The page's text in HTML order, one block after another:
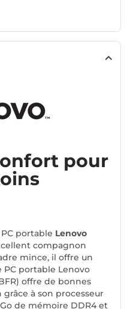
pour
portable Lenovo
compagnon
mince, il offre un
portable Lenovo
offre de bonnes
à son processeur
Go de mémoire DDR4 et